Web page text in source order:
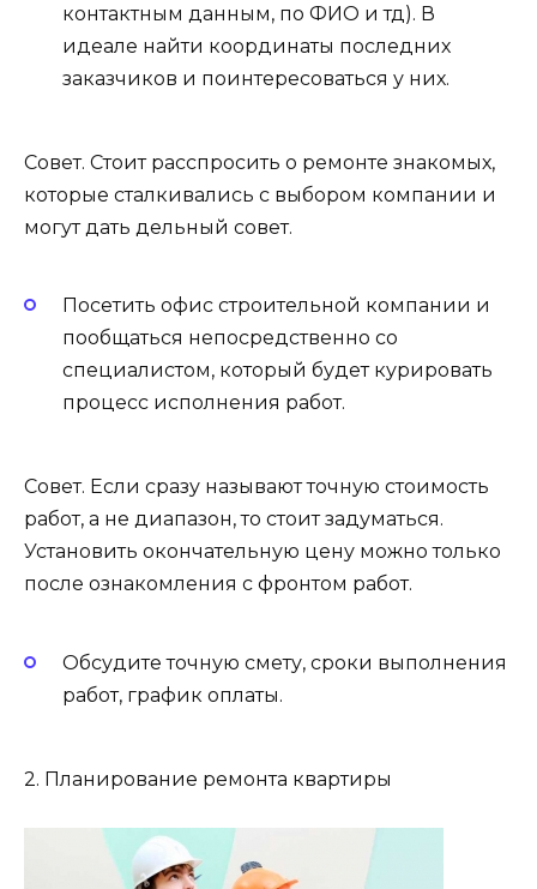
контактным данным, по ФИО и тд). В
идеале найти координаты последних
заказчиков и поинтересоваться у них.
Совет. Стоит расспросить о ремонте знакомых,
которые сталкивались с выбором компании и
могут дать дельный совет.
Посетить офис строительной компании и
пообщаться непосредственно со
специалистом, который будет курировать
процесс исполнения работ.
Совет. Если сразу называют точную стоимость
работ, а не диапазон, то стоит задуматься.
Установить окончательную цену можно только
после ознакомления с фронтом работ.
Обсудите точную смету, сроки выполнения
работ, график оплаты.
2. Планирование ремонта квартиры